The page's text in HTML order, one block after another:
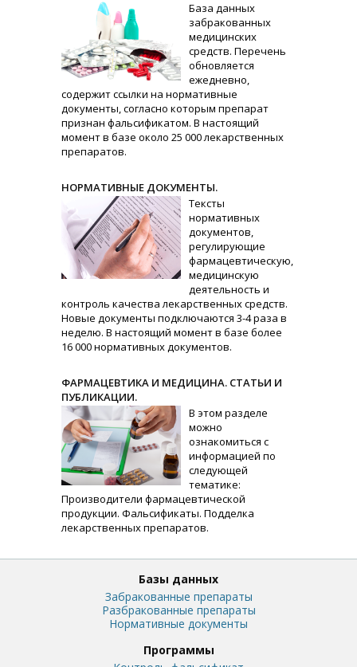
База данных
забракованных
медицинских
средств. Перечень
обновляется
ежедневно,
содержит ссылки на нормативные
документы, согласно которым препарат
признан фальсификатом. В настоящий
момент в базе около 25 000 лекарственных
препаратов.
НОРМАТИВНЫЕ ДОКУМЕНТЫ.
Тексты
нормативных
документов,
регулирующие
фармацевтическую,
медицинскую
деятельность и
контроль качества лекарственных средств.
Новые документы подключаются 3-4 раза в
неделю. В настоящий момент в базе более
16 000 нормативных документов.
ФАРМАЦЕВТИКА И МЕДИЦИНА. СТАТЬИ И
ПУБЛИКАЦИИ.
В этом разделе
можно
ознакомиться с
информацией по
следующей
тематике:
Производители фармацевтической
продукции. Фальсификаты. Подделка
лекарственных препаратов.
Базы данных
Забракованные препараты
Разбракованные препараты
Нормативные документы
Программы